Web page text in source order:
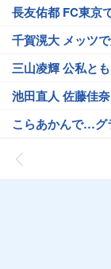
長友佑都 FC東京
千賀滉大 メッツ
三山凌輝 公私と
池田直人 佐藤佳
こらあかんで…グ